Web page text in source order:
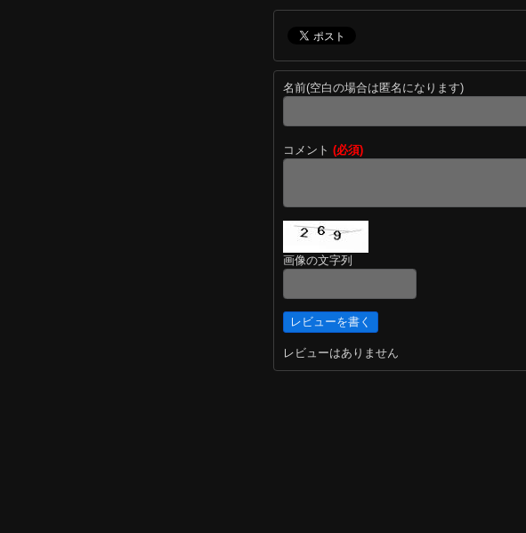
名前(空白の場合は匿名になります)
コメント (必須)
画像の文字列
レビューはありません